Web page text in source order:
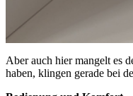
Aber auch hier mangelt es
haben, klingen gerade bei